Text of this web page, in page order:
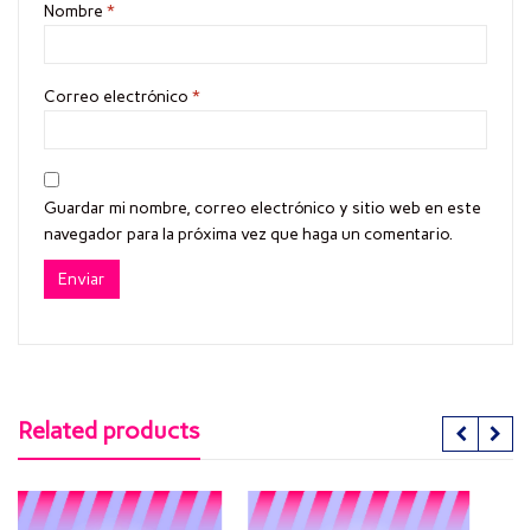
Nombre *
Correo electrónico *
Guardar mi nombre, correo electrónico y sitio web en este
navegador para la próxima vez que haga un comentario.
Related products